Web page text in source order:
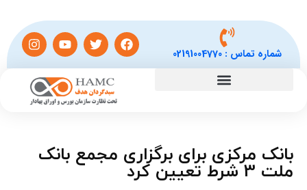
شماره تماس :02191004770
بانک مرکزی برای برگزاری مجمع بانک
ملت 3 شرط تعیین کرد